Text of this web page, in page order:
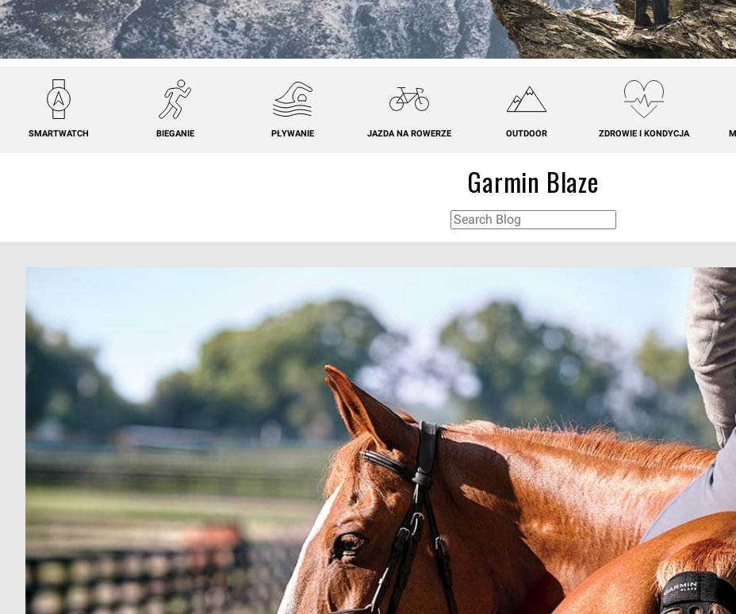
SMARTWATCH BIEGANIE PŁYWANIE JAZDA NA ROWERZE OUTDOOR ZDROWIE I KONDYCJA
Garmin Blaze